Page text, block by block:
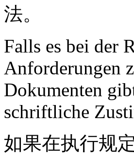
法。
Falls es bei der
Anforderungen
Dokumenten
schriftliche
如果在执行规